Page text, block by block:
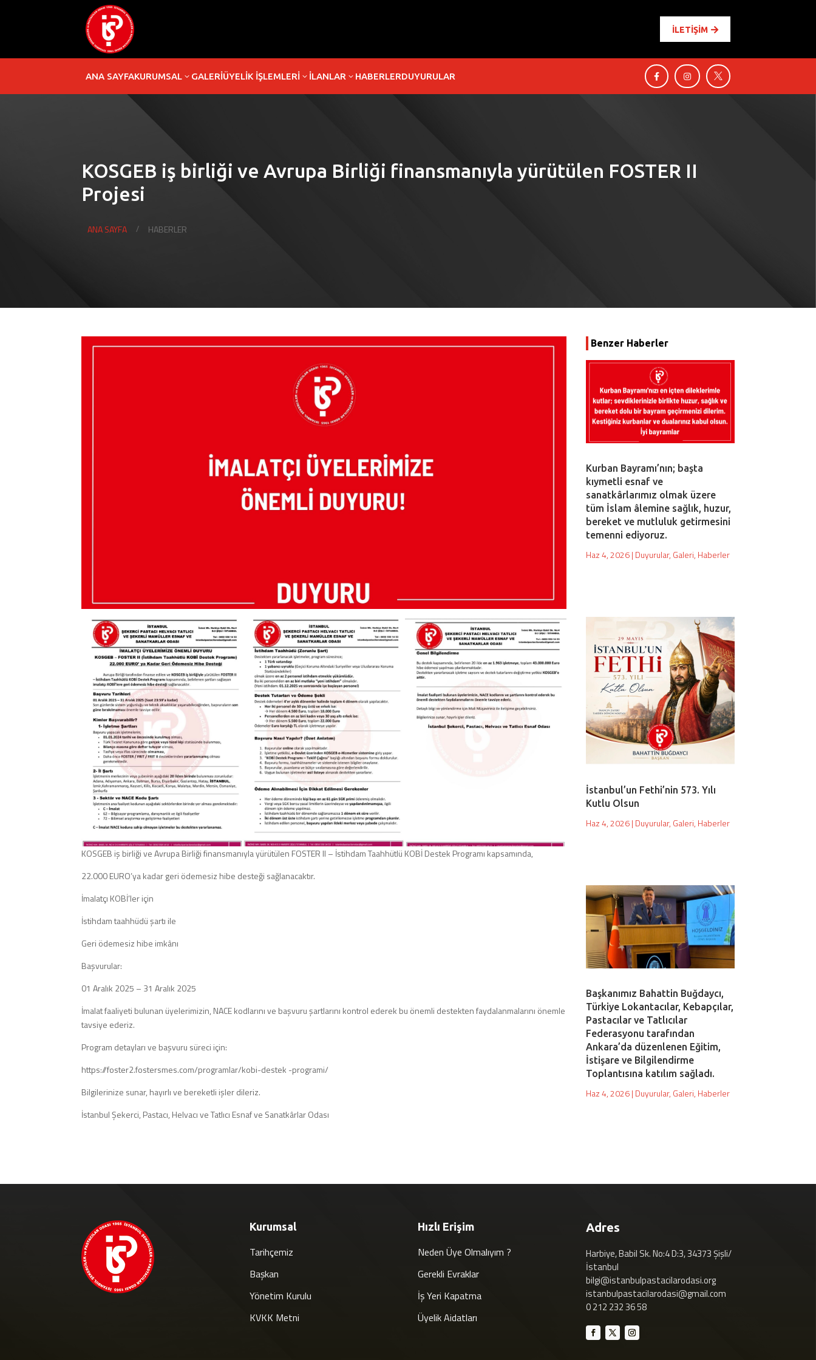
İLETİŞİM 
ANA SAYFAKURUMSAL 3 GALERİÜYELİK İŞLEMLERİ3 İLANLAR 3 HABERLERDUYURULAR   
KOSGEB iş birliği ve Avrupa Birliği finansmanıyla yürütülen FOSTER II
Projesi
ANA SAYFA / HABERLER
KOSGEB iş birliği ve Avrupa Birliği finansmanıyla yürütülen FOSTER II – İstihdam Taahhütlü KOBİ Destek Programı kapsamında,
22.000 EURO’ya kadar geri ödemesiz hibe desteği sağlanacaktır.
İmalatçı KOBİ’ler için
İstihdam taahhüdü şartı ile
Geri ödemesiz hibe imkânı
Başvurular:
01 Aralık 2025 – 31 Aralık 2025
İmalat faaliyeti bulunan üyelerimizin, NACE kodlarını ve başvuru şartlarını kontrol ederek bu önemli destekten faydalanmalarını önemle
tavsiye ederiz.
Program detayları ve başvuru süreci için:
https://foster2.fostersmes.com/programlar/kobi-destek -programi/
Bilgilerinize sunar, hayırlı ve bereketli işler dileriz.
İstanbul Şekerci, Pastacı, Helvacı ve Tatlıcı Esnaf ve Sanatkârlar Odası
Benzer Haberler
Kurban Bayramı’nın; başta
kıymetli esnaf ve
sanatkârlarımız olmak üzere
tüm İslam âlemine sağlık, huzur,
bereket ve mutluluk getirmesini
temenni ediyoruz.
Haz 4, 2026| Duyurular, Galeri, Haberler
İstanbul’un Fethi’nin 573. Yılı
Kutlu Olsun
Haz 4, 2026| Duyurular, Galeri, Haberler
Başkanımız Bahattin Buğdaycı,
Türkiye Lokantacılar, Kebapçılar,
Pastacılar ve Tatlıcılar
Federasyonu tarafından
Ankara’da düzenlenen Eğitim,
İstişare ve Bilgilendirme
Toplantısına katılım sağladı.
Haz 4, 2026| Duyurular, Galeri, Haberler
Kurumsal
Tarihçemiz
Başkan
Yönetim Kurulu
KVKK Metni
Hızlı Erişim
Neden Üye Olmalıyım ?
Gerekli Evraklar
İş Yeri Kapatma
Üyelik Aidatları
Adres
Harbiye, Babil Sk. No:4 D:3, 34373 Şişli/
İstanbul
bilgi@istanbulpastacilarodasi.org
istanbulpastacilarodasi@gmail.com
0 212 232 36 58